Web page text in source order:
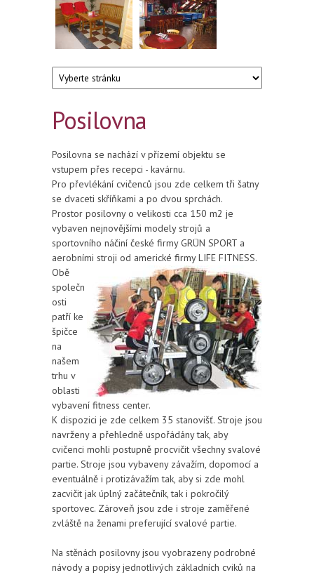
Posilovna
Posilovna se nachází v přízemí objektu se
vstupem přes recepci - kavárnu.
Pro převlékání cvičenců jsou zde celkem tři šatny
se dvaceti skříňkami a po dvou sprchách.
Prostor posilovny o velikosti cca 150 m2 je
vybaven nejnovějšími modely strojů a
sportovního náčiní české firmy GRÜN SPORT a
aerobními stroji od americké firmy LIFE FITNESS.
Obě
společn
osti
patří ke
špičce
na
našem
trhu v
oblasti
vybavení fitness center.
K dispozici je zde celkem 35 stanovišť. Stroje jsou
navrženy a přehledně uspořádány tak, aby
cvičenci mohli postupně procvičit všechny svalové
partie. Stroje jsou vybaveny závažím, dopomocí a
eventuálně i protizávažím tak, aby si zde mohl
zacvičit jak úplný začátečník, tak i pokročilý
sportovec. Zároveň jsou zde i stroje zaměřené
zvláště na ženami preferující svalové partie.
Na stěnách posilovny jsou vyobrazeny podrobné
návody a popisy jednotlivých základních cviků na